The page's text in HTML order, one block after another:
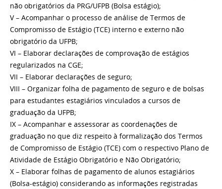
não obrigatórios da PRG/UFPB (Bolsa estágio);
V – Acompanhar o processo de análise de Termos de
Compromisso de Estágio (TCE) interno e externo não
obrigatório da UFPB;
VI – Elaborar declarações de comprovação de estágios
regularizados na CGE;
VII – Elaborar declarações de seguro;
VIII – Organizar folha de pagamento de seguro e de bolsas
para estudantes estagiários vinculados a cursos de
graduação da UFPB;
IX – Acompanhar e assessorar as coordenações de
graduação no que diz respeito à formalização dos Termos
de Compromisso de Estágio (TCE) com o respectivo Plano de
Atividade de Estágio Obrigatório e Não Obrigatório;
X – Elaborar folhas de pagamento de alunos estagiários
(Bolsa-estágio) considerando as informações registradas